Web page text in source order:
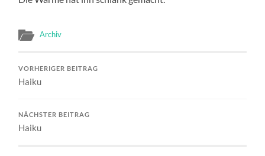
Archiv
VORHERIGER BEITRAG
Haiku
NÄCHSTER BEITRAG
Haiku